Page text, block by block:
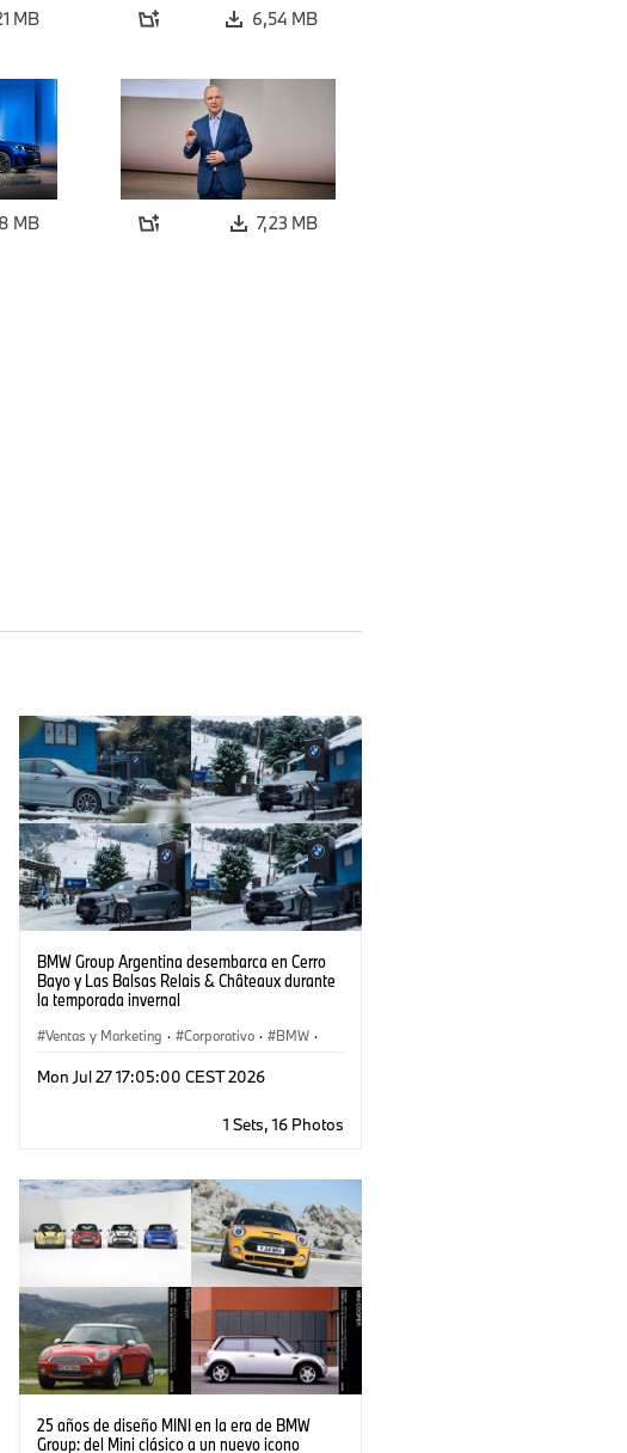
MB 6,54 MB
MB 7,23 MB
BMW Group Argentina desembarca en Cerro
Bayo y Las Balsas Relais & Châteaux durante
la temporada invernal
Ventas y Marketing · Corporativo · BMW ·
Mon Jul 27 17:05:00 CEST 2026
1 Sets, 16 Photos
25 años de diseño MINI en la era de BMW
Group: del Mini clásico a un nuevo icono